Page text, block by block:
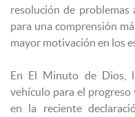
resolución de
para una comprensión
mayor motivación en los
En El Minuto de Dios,
vehículo para el progreso
en la reciente